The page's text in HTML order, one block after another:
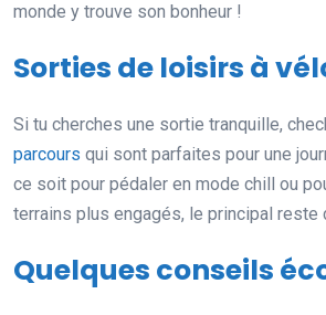
monde y trouve son bonheur !
Sorties de loisirs à
Si tu cherches une sortie tranquille,
parcours qui sont parfaites pour une
ce soit pour pédaler en mode chill ou
terrains plus engagés, le principal reste
Quelques conseils